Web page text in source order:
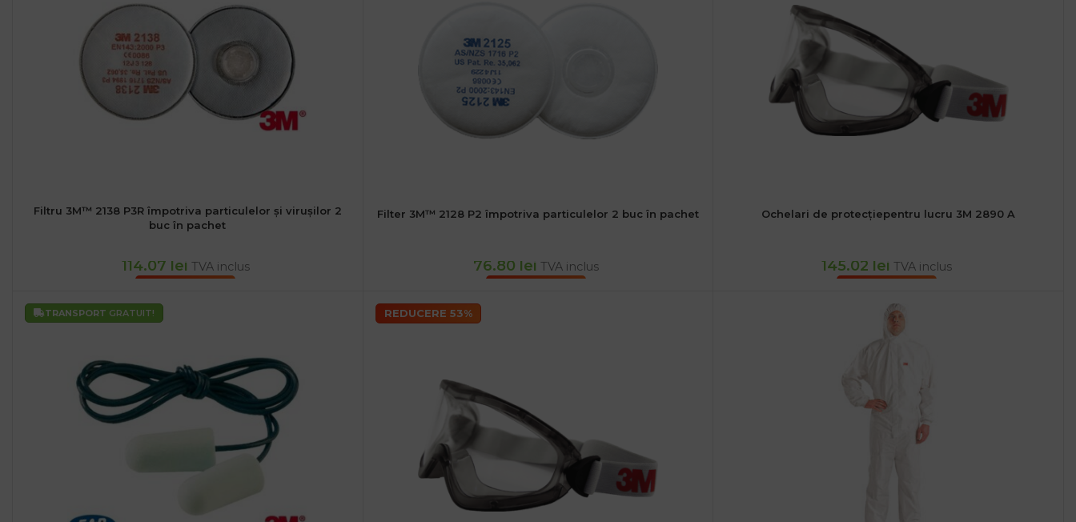
Filtru 3M™ 2138 P3R împotriva particulelor și virușilor 2
buc în pachet
114.07 lei TVA inclus
Filter 3M™ 2128 P2 împotriva particulelor 2 buc în pachet
76.80 lei TVA inclus
Ochelari de protecțiepentru lucru 3M 2890 A
145.02 lei TVA inclus
TRANSPORT GRATUIT! REDUCERE 53%